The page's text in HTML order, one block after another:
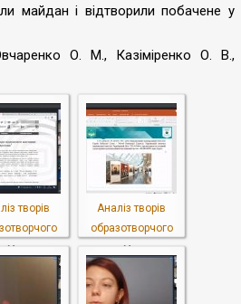
майдан і відтворили побачене у
О. М., Казіміренко О. В.,
творів
м...
Аналіз творів
образотворчого
м...